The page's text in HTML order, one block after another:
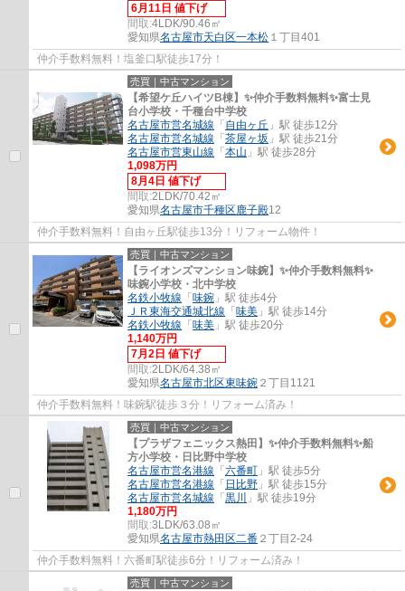
6月11日 値下げ
間取:4LDK/90.46㎡
愛知県名古屋市天白区一本松 １丁目401
仲介手数料無料！塩釜口駅徒歩17分！
売買｜中古マンション
【希望ケ丘ハイツB棟】✨️仲介手数料無料✨️富士見
台小学校・千種台中学校
名古屋市営名城線 「 自由ヶ丘 」駅 徒歩12分
名古屋市営名城線 「 茶屋ヶ坂 」駅 徒歩21分
名古屋市営東山線 「 本山 」駅 徒歩28分
1,098万円
8月4日 値下げ
間取:2LDK/70.42㎡
愛知県名古屋市千種区鹿子殿12
仲介手数料無料！自由ヶ丘駅徒歩13分！リフォーム物件！
売買｜中古マンション
【ライオンズマンション味鋺】✨️仲介手数料無料✨️
味鋺小学校・北中学校
名鉄小牧線 「 味鋺 」駅 徒歩4分
ＪＲ東海交通城北線 「 味美 」駅 徒歩14分
名鉄小牧線 「 味美 」駅 徒歩20分
1,140万円
7月2日 値下げ
間取:2LDK/64.38㎡
愛知県名古屋市北区東味鋺 ２丁目1121
仲介手数料無料！味鋺駅徒歩３分！リフォーム済み！
売買｜中古マンション
【プラザフェニックス熱田】✨️仲介手数料無料✨️船
方小学校・日比野中学校
名古屋市営名港線 「 六番町 」駅 徒歩5分
名古屋市営名港線 「 日比野 」駅 徒歩15分
名古屋市営名城線 「 黒川
」駅 徒歩19分
1,180万円
間取:3LDK/63.08㎡
愛知県名古屋市熱田区二番 ２丁目2-24
仲介手数料無料！六番町駅徒歩6分！リフォーム済み！
売買｜中古マンション